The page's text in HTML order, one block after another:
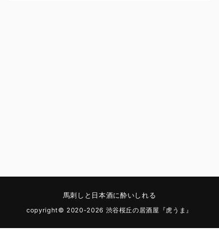
馬刺しと日本酒に酔いしれる
copyright© 2020-2026 渋谷桜丘の居酒屋『虎うま』